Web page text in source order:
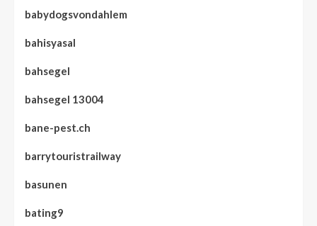
babydogsvondahlem
bahisyasal
bahsegel
bahsegel 13004
bane-pest.ch
barrytouristrailway
basunen
bating9